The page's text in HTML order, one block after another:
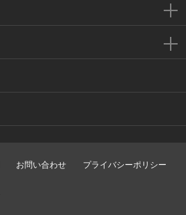
お問い合わせ プライバシーポリシー